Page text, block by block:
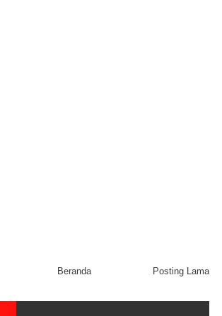
Posting Lama
Beranda